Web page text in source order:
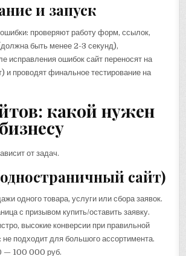
и запуск
проверяют работу форм, ссылок,
быть менее 2-3 секунд),
исправления ошибок сайт переносят на
и проводят финальное тестирование на
какой нужен
от задач.
сайт)
одного товара, услуги или сбора заявок.
с призывом купить/оставить заявку.
высокие конверсии при правильной
подходит для большого ассортимента.
— 100 000 руб.